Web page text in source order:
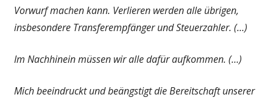
Vorwurf machen kann. Verlieren werden alle übrigen,
insbesondere Transferempfänger und Steuerzahler. (…)
Im Nachhinein müssen wir alle dafür aufkommen. (…)
Mich beeindruckt und beängstigt die Bereitschaft unserer